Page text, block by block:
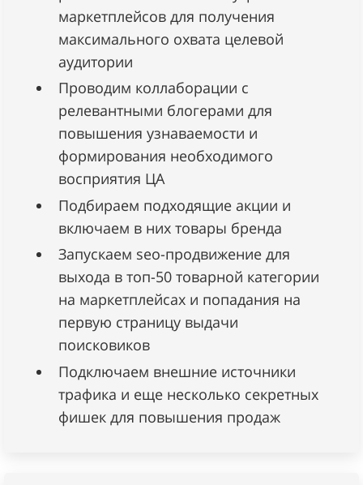
маркетплейсов для получения
максимального охвата целевой
аудитории
Проводим коллаборации с
релевантными блогерами для
повышения узнаваемости и
формирования необходимого
восприятия ЦА
Подбираем подходящие акции и
включаем в них товары бренда
Запускаем seo-продвижение для
выхода в топ-50 товарной категории
на маркетплейсах и попадания на
первую страницу выдачи
поисковиков
Подключаем внешние источники
трафика и еще несколько секретных
фишек для повышения продаж